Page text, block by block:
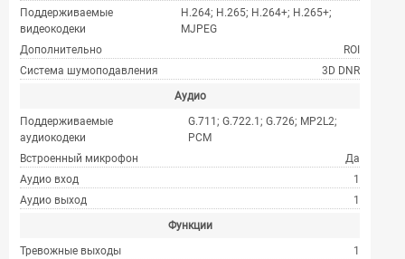
Поддерживаемые
видеокодеки
H.264; H.265; H.264+; H.265+;
MJPEG
Дополнительно
ROI
Система шумоподавления
3D DNR
Аудио
Поддерживаемые
аудиокодеки
G.711; G.722.1; G.726; MP2L2;
PCM
Встроенный микрофон
Да
Аудио вход
1
Аудио выход
1
Функции
Тревожные выходы
1